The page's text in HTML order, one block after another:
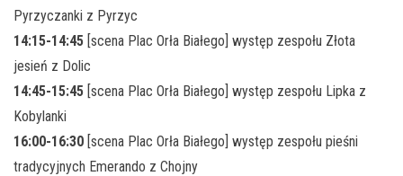
Pyrzyczanki z Pyrzyc
14:15-14:45 [scena Plac Orła Białego] występ zespołu Złota
jesień z Dolic
14:45-15:45 [scena Plac Orła Białego] występ zespołu Lipka z
Kobylanki
16:00-16:30 [scena Plac Orła Białego] występ zespołu pieśni
tradycyjnych Emerando z Chojny